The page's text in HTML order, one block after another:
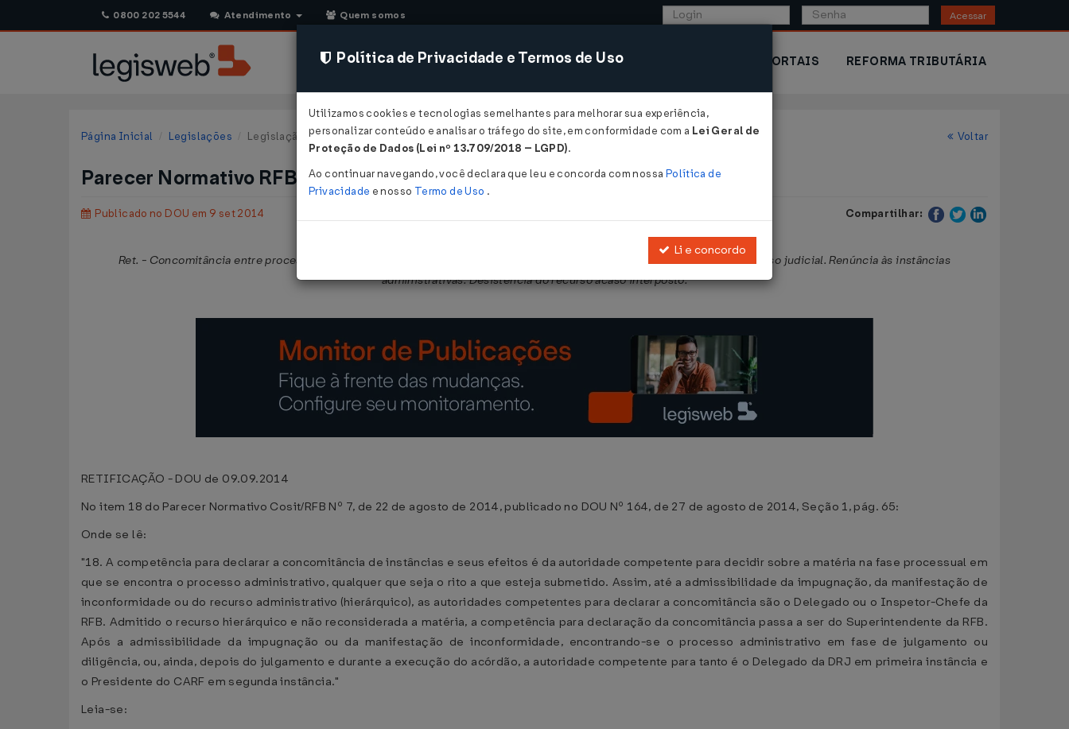
0800 202 5544 Atendimento Quem somos Acessar
CONSULTORIA SISTEMAS COMÉRCIO EXTERIOR PORTAIS REFORMA TRIBUTÁRIA
Página Inicial Legislações Legislação Federal Voltar
Parecer Normativo RFB/COSIT Nº 7 DE 22/08/2014
Publicado no DOU em 9 set 2014 Compartilhar:
Ret. - Concomitância entre processo administrativo fiscal e processo judicial com o mesmo objeto. Prevalência do processo judicial. Renúncia às instâncias
administrativas. Desistência do recurso acaso interposto.
RETIFICAÇÃO - DOU de 09.09.2014
No item 18 do Parecer Normativo Cosit/RFB Nº 7, de 22 de agosto de 2014, publicado no DOU Nº 164, de 27 de agosto de 2014, Seção 1, pág. 65:
Onde se lê:
"18. A competência para declarar a concomitância de instâncias e seus efeitos é da autoridade competente para decidir sobre a matéria na fase processual em
que se encontra o processo administrativo, qualquer que seja o rito a que esteja submetido. Assim, até a admissibilidade da impugnação, da manifestação de
inconformidade ou do recurso administrativo (hierárquico), as autoridades competentes para declarar a concomitância são o Delegado ou o Inspetor-Chefe da
RFB. Admitido o recurso hierárquico e não reconsiderada a matéria, a competência para declaração da concomitância passa a ser do Superintendente da RFB.
Após a admissibilidade da impugnação ou da manifestação de inconformidade, encontrando-se o processo administrativo em fase de julgamento ou
diligência, ou, ainda, depois do julgamento e durante a execução do acórdão, a autoridade competente para tanto é o Delegado da DRJ em primeira instância e
o Presidente do CARF em segunda instância."
Leia-se:
Política de Privacidade e Termos de Uso
Utilizamos cookies e tecnologias semelhantes para melhorar sua experiência,
personalizar conteúdo e analisar o tráfego do site, em conformidade com a Lei Geral de
Proteção de Dados (Lei nº 13.709/2018 – LGPD).
Ao continuar navegando, você declara que leu e concorda com nossa Política de
Privacidade e nosso Termo de Uso .
Li e concordo